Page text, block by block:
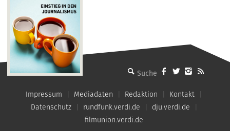
MMM - Menschen machen Medien
Impressum Mediadaten Redaktion
Kontakt
Datenschutz
rundfunk.verdi.de
dju.verdi.de
filmunion.verdi.de